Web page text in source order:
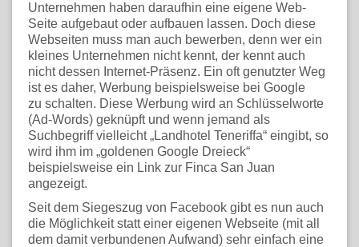
Unternehmen haben daraufhin eine eigene Web-
Seite aufgebaut oder aufbauen lassen. Doch diese
Webseiten muss man auch bewerben, denn wer ein
kleines Unternehmen nicht kennt, der kennt auch
nicht dessen Internet-Präsenz. Ein oft genutzter Weg
ist es daher, Werbung beispielsweise bei Google
zu schalten. Diese Werbung wird an Schlüsselworte
(Ad-Words) geknüpft und wenn jemand als
Suchbegriff vielleicht „Landhotel Teneriffa“ eingibt, so
wird ihm im „goldenen Google Dreieck“
beispielsweise ein Link zur Finca San Juan
angezeigt.
Seit dem Siegeszug von Facebook gibt es nun auch
die Möglichkeit statt einer eigenen Webseite (mit all
dem damit verbundenen Aufwand) sehr einfach eine